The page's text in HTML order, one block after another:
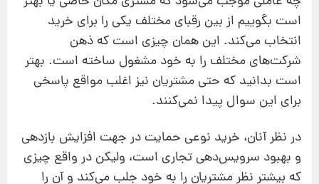
است بگوییم از بین رقبای مختلف یکی را برای خرید
انتخاب می‌کند. این همان چیزی است که ذهن
شرکت‌های مختلف را به خود مشغول ساخته است. بهتر
است بدانید که حتی مشتریان نیز اغلب مواقع پاسخی
برای این سوال پیدا نمی‌کنند.
در نظر آنان، خرید نوعی حمایت در جهت افزایش بازدهی
و بهبود سرویس‌دهی تجاری است، ولیکن در واقع چیزی
که بیشتر نظر مشتریان را به خود جلب می‌کند و آن را